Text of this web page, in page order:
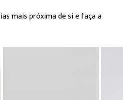
mais próxima de si e faça a